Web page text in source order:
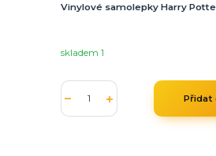
Vinylové samolepky Harry
skladem 1
Přidat